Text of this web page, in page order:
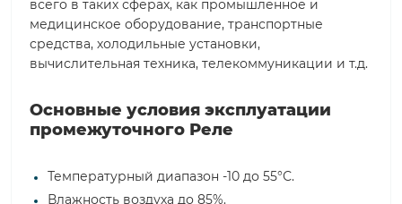
всего в таких сферах, как промышленное и
медицинское оборудование, транспортные
средства, холодильные установки,
вычислительная техника, телекоммуникации и т.д.
Основные условия эксплуатации
промежуточного Реле
Температурный диапазон -10 до 55°С.
Влажность воздуха до 85%.